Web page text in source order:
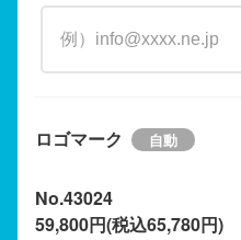
ロゴマーク
No.43024
59,800円(税込65,780円)